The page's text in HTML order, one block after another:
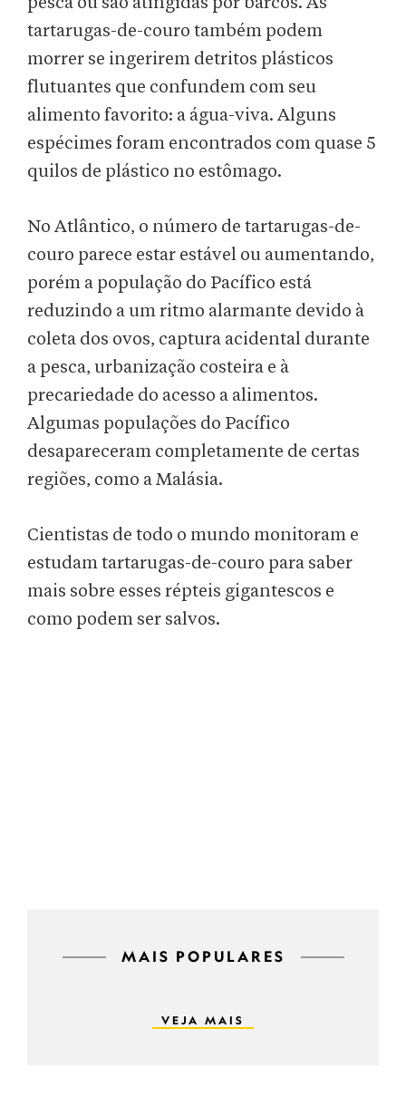
tartarugas-de-couro também podem
morrer se ingerirem detritos plásticos
flutuantes que confundem com seu
alimento favorito: a água-viva. Alguns
espécimes foram encontrados com quase 5
quilos de plástico no estômago.
No Atlântico, o número de tartarugas-de-
couro parece estar estável ou aumentando,
porém a população do Pacífico está
reduzindo a um ritmo alarmante devido à
coleta dos ovos, captura acidental durante
a pesca, urbanização costeira e à
precariedade do acesso a alimentos.
Algumas populações do Pacífico
desapareceram completamente de certas
regiões, como a Malásia.
Cientistas de todo o mundo monitoram e
estudam tartarugas-de-couro para saber
mais sobre esses répteis gigantescos e
como podem ser salvos.
MAIS POPULARES
VEJA MAIS